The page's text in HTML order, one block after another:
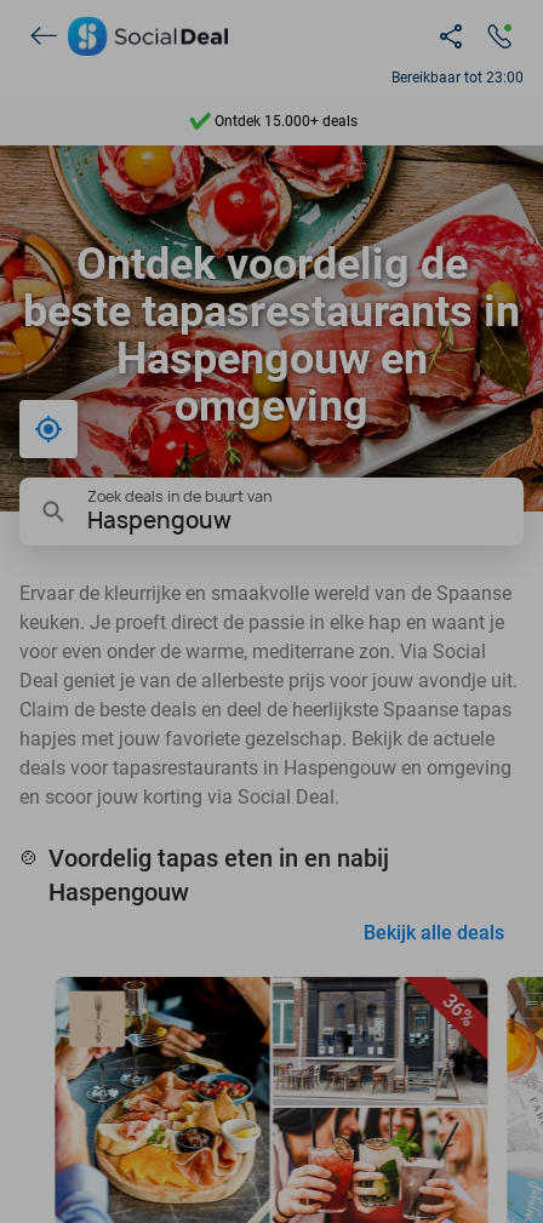
Bereikbaar tot 23:00
Ontdek 15.000+ deals
7 dagen per week beschikbaar
10+ miljoen leden
9,4
Ontdek 15.000+ deals
Ontdek voordelig de
beste tapasrestaurants in
Haspengouw en
omgeving
Bij mij in de buurt
Zoek deals in de buurt van
Haspengouw
Ervaar de kleurrijke en smaakvolle wereld van de Spaanse
keuken. Je proeft direct de passie in elke hap en waant je
voor even onder de warme, mediterrane zon. Via Social
Deal geniet je van de allerbeste prijs voor jouw avondje uit.
Claim de beste deals en deel de heerlijkste Spaanse tapas
hapjes met jouw favoriete gezelschap. Bekijk de actuele
deals voor tapasrestaurants in Haspengouw en omgeving
en scoor jouw korting via Social Deal.
🍲 Voordelig tapas eten in en nabij
Haspengouw
Bekijk alle deals
36%